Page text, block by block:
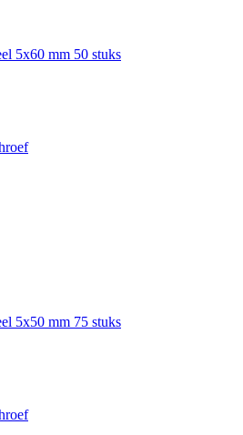
5x60 mm 50 stuks
5x50 mm 75 stuks